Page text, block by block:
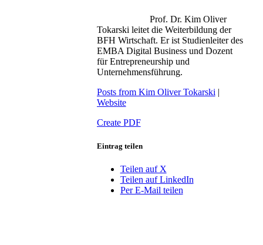
Prof. Dr. Kim Oliver
Tokarski leitet die Weiterbildung der
BFH Wirtschaft. Er ist Studienleiter des
EMBA Digital Business und Dozent
für Entrepreneurship und
Unternehmensführung.
Posts from Kim Oliver Tokarski|
Website
Create PDF
Eintrag teilen
Teilen auf X
Teilen auf LinkedIn
Per E-Mail teilen